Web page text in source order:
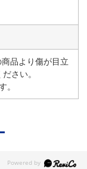
品より傷が目立
さい。
。